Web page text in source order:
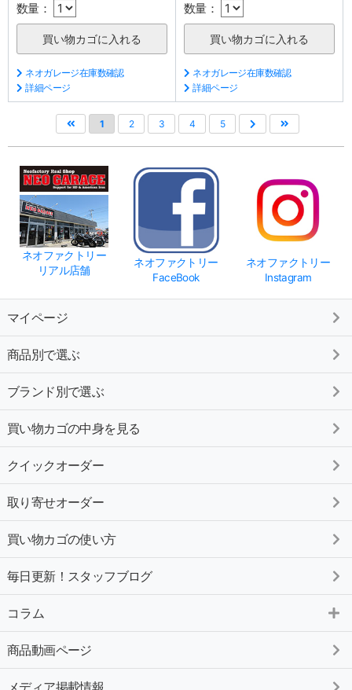
数量：
ネオガレージ在庫数確認
詳細ページ
数量：
ネオガレージ在庫数確認
詳細ページ
1 2 3 4 5
ネオファクトリー
リアル店舗
ネオファクトリー
FaceBook
ネオファクトリー
Instagram
マイページ
商品別で選ぶ
ブランド別で選ぶ
買い物カゴの中身を見る
クイックオーダー
取り寄せオーダー
買い物カゴの使い方
毎日更新！スタッフブログ
コラム
商品動画ページ